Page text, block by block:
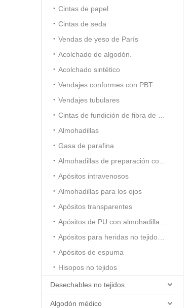
Cintas de papel
Cintas de seda
Vendas de yeso de París
Acolchado de algodón.
Acolchado sintético
Vendajes conformes con PBT
Vendajes tubulares
Almohadillas
Gasa de parafina
Apósitos intravenosos
Almohadillas para los ojos
Apósitos transparentes
Apósitos de espuma
Hisopos no tejidos
Desechables no tejidos
Algodón médico